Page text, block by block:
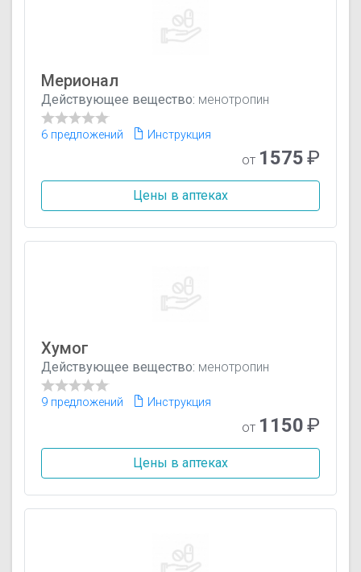
Мерионал
Действующее вещество: менотропин
6 предложений Инструкция
от 1575₽
Цены в аптеках
Хумог
Действующее вещество: менотропин
9 предложений Инструкция
от 1150₽
Цены в аптеках